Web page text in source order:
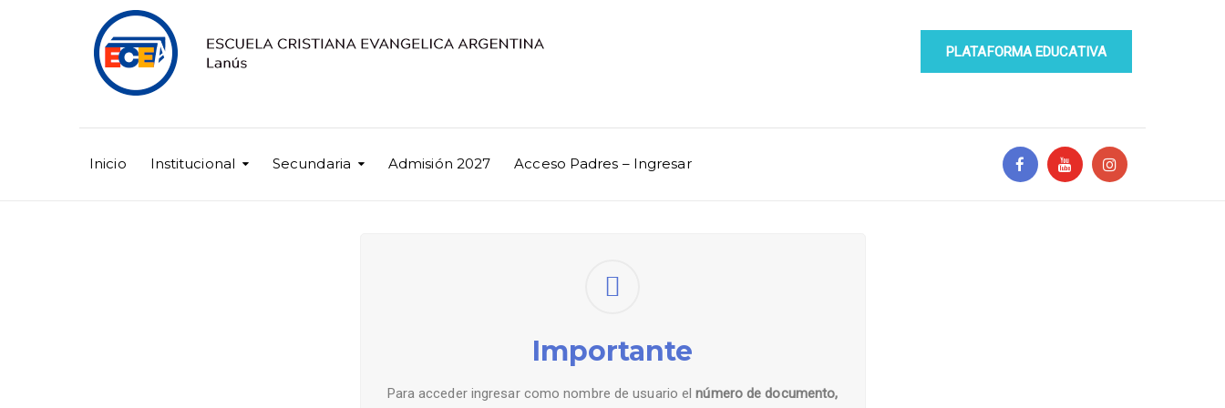
PLATAFORMA EDUCATIVA
Inicio Institucional Secundaria Admisión 2027 Acceso Padres – Ingresar
Importante
Para acceder ingresar como nombre de usuario elnúmero de documento,